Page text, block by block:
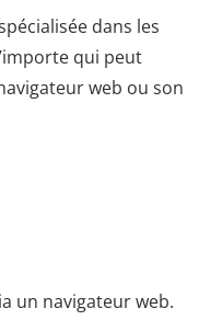
dans les
qui peut
web ou son
un navigateur web.